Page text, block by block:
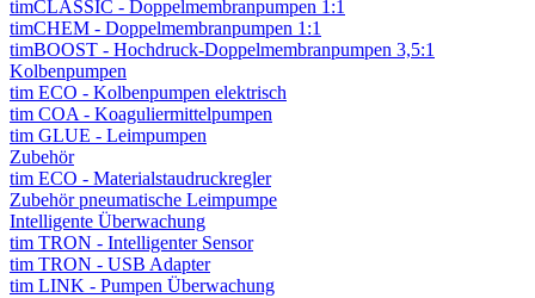
timCLASSIC - Doppelmembranpumpen 1:1
timCHEM - Doppelmembranpumpen 1:1
timBOOST - Hochdruck-Doppelmembranpumpen 3,5:1
Kolbenpumpen
tim ECO - Kolbenpumpen elektrisch
tim COA - Koaguliermittelpumpen
tim GLUE - Leimpumpen
Zubehör
tim ECO - Materialstaudruckregler
Zubehör pneumatische Leimpumpe
Intelligente Überwachung
tim TRON - Intelligenter Sensor
tim TRON - USB Adapter
tim LINK - Pumpen Überwachung